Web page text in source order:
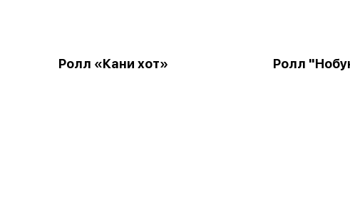
Ролл «Кани хот» Ролл